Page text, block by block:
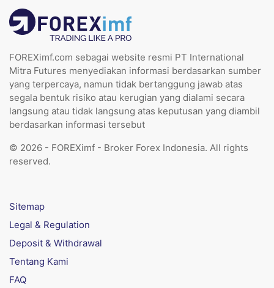
FOREXimf.com sebagai website resmi PT International
Mitra Futures menyediakan informasi berdasarkan sumber
yang terpercaya, namun tidak bertanggung jawab atas
segala bentuk risiko atau kerugian yang dialami secara
langsung atau tidak langsung atas keputusan yang diambil
berdasarkan informasi tersebut
© 2026 - FOREXimf - Broker Forex Indonesia. All rights
reserved.
Sitemap
Legal & Regulation
Deposit & Withdrawal
Tentang Kami
FAQ